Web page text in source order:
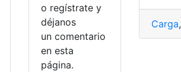
o regístrate y
déjanos
un comentario
en esta
página.
Carga,